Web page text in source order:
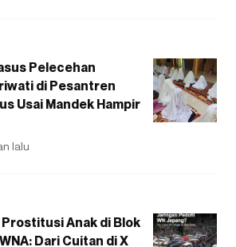
Pelecehan
di Pesantren
Usai Mandek Hampir
lalu
Anak di Blok
Dari Cuitan di X